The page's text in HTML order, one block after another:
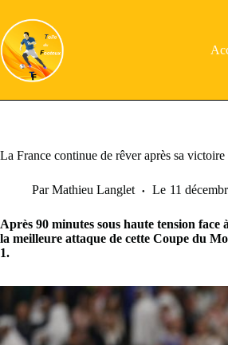
contenu
La France continue de rêver après sa
Par Mathieu Langlet Le 11
Après 90 minutes sous haute tension
la meilleure attaque de cette Coupe du
1.